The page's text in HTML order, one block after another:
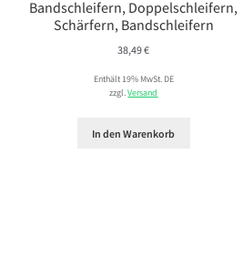
Bandschleifern, Doppelschleifern,
Schärfern, Bandschleifern
38,49€
Enthält 19% MwSt. DE
zzgl.Versand
In den Warenkorb